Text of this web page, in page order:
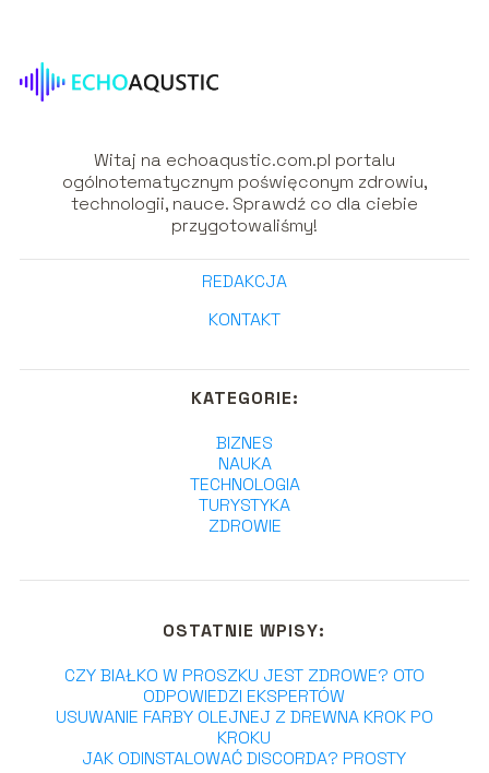
Witaj na echoaqustic.com.pl portalu
ogólnotematycznym poświęconym zdrowiu,
technologii, nauce. Sprawdź co dla ciebie
przygotowaliśmy!
REDAKCJA
KONTAKT
KATEGORIE:
BIZNES
NAUKA
TECHNOLOGIA
TURYSTYKA
ZDROWIE
OSTATNIE WPISY:
CZY BIAŁKO W PROSZKU JEST ZDROWE? OTO
ODPOWIEDZI EKSPERTÓW
USUWANIE FARBY OLEJNEJ Z DREWNA KROK PO
KROKU
JAK ODINSTALOWAĆ DISCORDA? PROSTY